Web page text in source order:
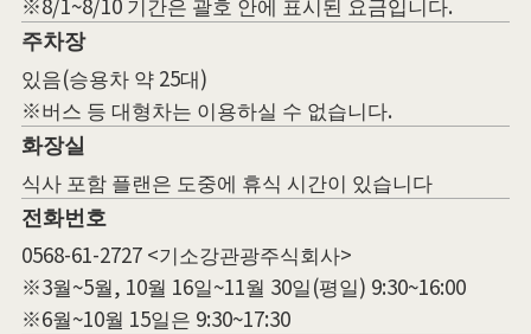
주차장
있음(승용차 약 25대)
※버스 등 대형차는 이용하실 수 없습니다.
화장실
식사 포함 플랜은 도중에 휴식 시간이 있습니다
전화번호
0568-61-2727 <기소강관광주식회사>
※3월~5월, 10월 16일~11월 30일(평일) 9:30~16:00
※6월~10월 15일은 9:30~17:30